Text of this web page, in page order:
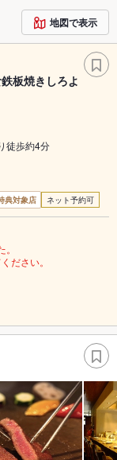
地図で表示
板焼きしろよ
徒歩約4分
典対象店 ネット予約可
ださい。